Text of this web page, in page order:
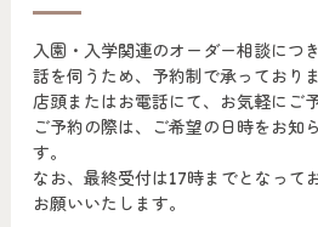
入園・入学関連のオーダー相談につ
話を伺うため、予約制で承っておりま
店頭またはお電話にて、お気軽にご
ご予約の際は、ご希望の日時をお知
す。
なお、最終受付は17時までとなって
お願いいたします。